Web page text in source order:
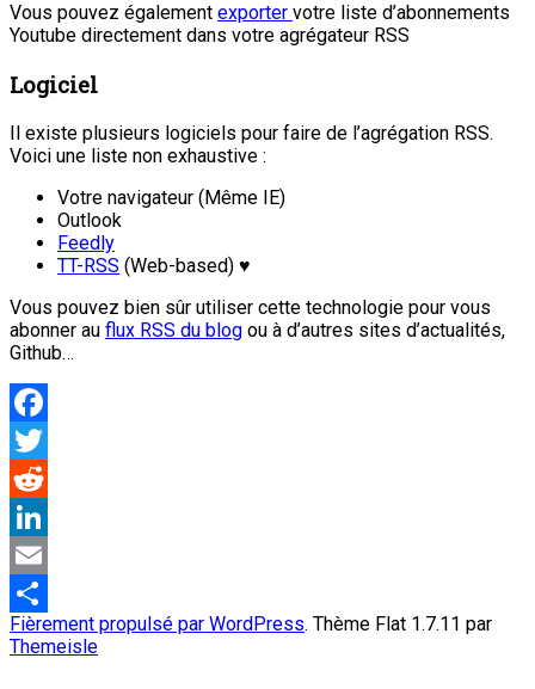
Vous pouvez également exporter votre liste d’abonnements
Youtube directement dans votre agrégateur RSS
Logiciel
Il existe plusieurs logiciels pour faire de l’agrégation RSS.
Voici une liste non exhaustive :
Votre navigateur (Même IE)
Outlook
Feedly
TT-RSS (Web-based) ♥
Vous pouvez bien sûr utiliser cette technologie pour vous
abonner au flux RSS du blog ou à d’autres sites d’actualités,
Github…
Facebook
Twitter
Reddit
LinkedIn
Email
Partager
Fièrement propulsé par WordPress. Thème Flat 1.7.11 par
Themeisle